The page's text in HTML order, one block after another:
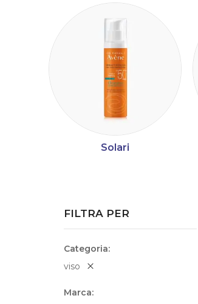
Solari
FILTRA PER
Categoria
viso
Marca